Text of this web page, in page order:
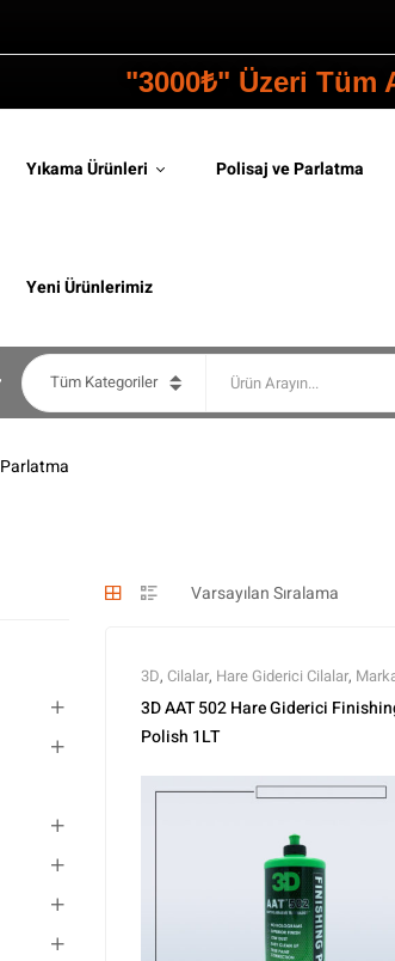
"3000₺" Üzeri Tüm
Yıkama Ürünleri Polisaj ve Parlatma
Yeni Ürünlerimiz
Tüm Kategoriler
Parlatma
3D, Cilalar, Hare Giderici Cilalar,
Parlatma,Polisaj ve Parlatma
3D AAT 502 Hare Giderici
Polish 1LT